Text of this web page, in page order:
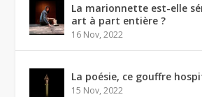
La marionnette est-elle
art à part entière ?
16 Nov, 2022
La poésie, ce gouffre
15 Nov, 2022